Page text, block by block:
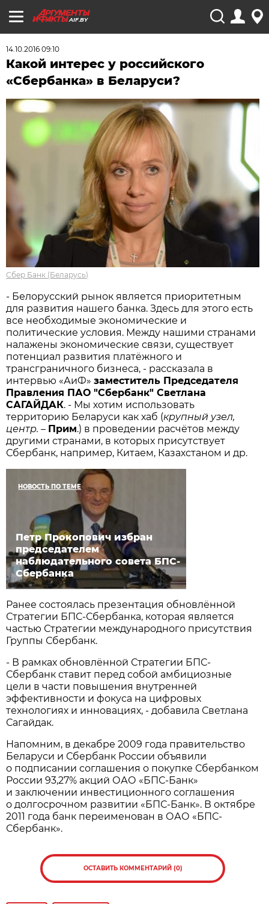
AIF.BY
14.10.2016 09:10
Какой интерес у российского
«Сбербанка» в Беларуси?
Сбер Банк (Беларусь)
- Белорусский рынок является приоритетным
для развития нашего банка. Здесь для этого есть
все необходимые экономические и
политические условия. Между нашими странами
налажены экономические связи, существует
потенциал развития платёжного и
трансграничного бизнеса, - рассказала в
интервью «АиФ»заместитель Председателя
Правления ПАО "Сбербанк" Светлана
САГАЙДАК. - Мы хотим использовать
территорию Беларуси как хаб (крупный узел,
центр. – Прим.) в проведении расчётов между
другими странами, в которых присутствует
Сбербанк, например, Китаем, Казахстаном и др.
НОВОСТЬ ПО ТЕМЕ
Петр Прокопович избран
председателем
наблюдательного совета БПС-
Сбербанка
Ранее состоялась презентация обновлённой
Стратегии БПС-Сбербанка, которая является
частью Стратегии международного присутствия
Группы Сбербанк.
- В рамках обновлённой Стратегии БПС-
Сбербанк ставит перед собой амбициозные
цели в части повышения внутренней
эффективности и фокуса на цифровых
технологиях и инновациях, - добавила Светлана
Сагайдак.
Напомним, в декабре 2009 года правительство
Беларуси и Сбербанк России объявили
о подписании соглашения о покупке Сбербанком
России 93,27% акций ОАО «БПС-Банк»
и заключении инвестиционного соглашения
о долгосрочном развитии «БПС-Банк». В октябре
2011 года банк переименован в ОАО «БПС-
Сбербанк».
ОСТАВИТЬ КОММЕНТАРИЙ (0)